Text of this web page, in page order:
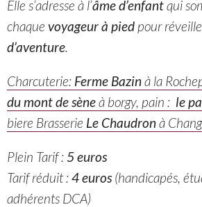
Elle s’adresse à l’âme d’enfantqui
chaque voyageur à pied pour
d’aventure
Charcuterie: Ferme Bazinà la
du mont de sèneà borgy, pain : le
biere Brasserie Le Chaudronà
Plein Tarif :5 euros
Tarif réduit :4 euros(handicapés,
adhérents DCA)